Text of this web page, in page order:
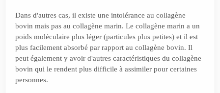
Dans d'autres cas, il existe une intolérance au collagène
bovin mais pas au collagène marin. Le collagène marin a un
poids moléculaire plus léger (particules plus petites) et il est
plus facilement absorbé par rapport au collagène bovin. Il
peut également y avoir d'autres caractéristiques du collagène
bovin qui le rendent plus difficile à assimiler pour certaines
personnes.